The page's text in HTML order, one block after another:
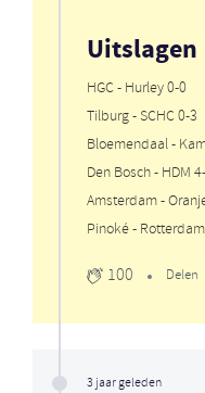
Uitslagen
HGC - Hurley 0-0
Tilburg - SCHC 0-3
Bloemendaal -
Den Bosch - HDM
Amsterdam -
Pinoké -
100 Delen
3 jaar geleden